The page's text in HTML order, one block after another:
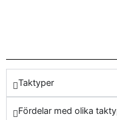
Taktyper
Fördelar med olika